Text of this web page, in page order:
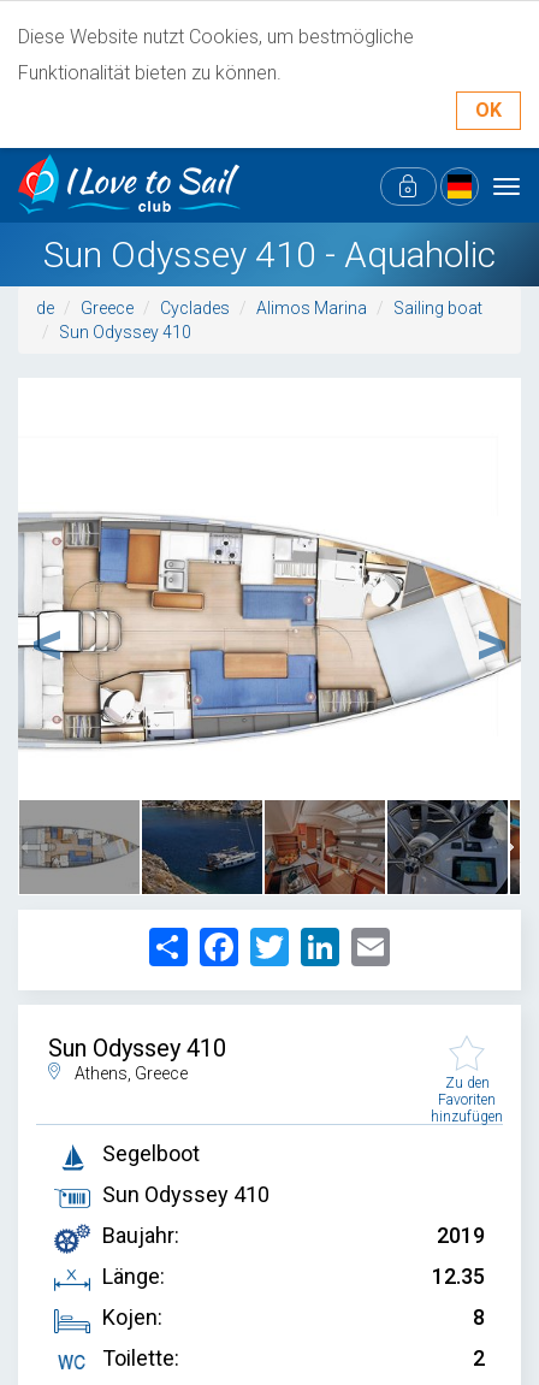
Diese Website nutzt Cookies, um bestmögliche
Funktionalität bieten zu können.
OK
Sun Odyssey 410 - Aquaholic
de Greece Cyclades Alimos Marina
Sailing boat
Sun Odyssey 410
Share FacebookTwitter LinkedIn
Sun Odyssey 410
Athens, Greece
Zu den
Favoriten
hinzufügen
Segelboot
Sun Odyssey 410
Baujahr:
2019
Länge:
12.35
Kojen:
8
Toilette:
2